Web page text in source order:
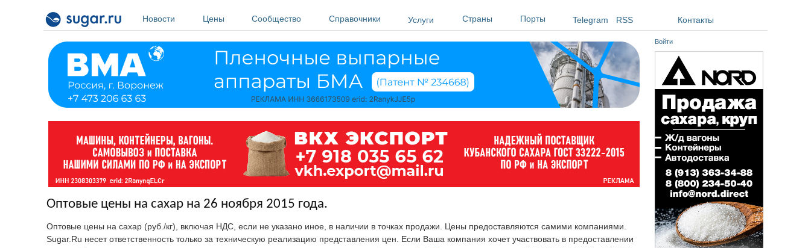
Новости
Цены Сообщество Справочники Услуги Страны Порты Telegram RSS Контакты
Оптовые цены на сахар на 26 ноября 2015 года.
Оптовые цены на сахар (руб./кг), включая НДС, если не указано иное, в наличии в точках продажи. Цены предоставляются самими компаниями.
Sugar.Ru несет ответственность только за техническую реализацию представления цен. Если Ваша компания хочет участвовать в предоставлении
Войти